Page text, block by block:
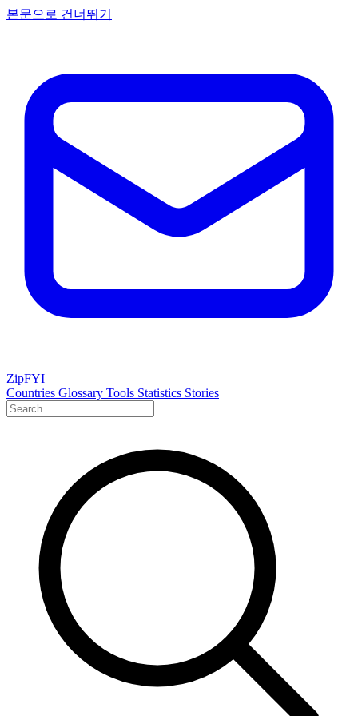
본문으로 건너뛰기
ZipFYI
Countries Glossary Tools Statistics Stories